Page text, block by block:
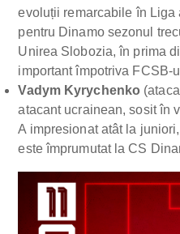
evoluții remarcabile în Liga
pentru Dinamo sezonul
Unirea Slobozia, în prima
important împotriva FCSB-
Vadym Kyrychenko
atacant ucrainean, sosit în
A impresionat atât la
este împrumutat la CS